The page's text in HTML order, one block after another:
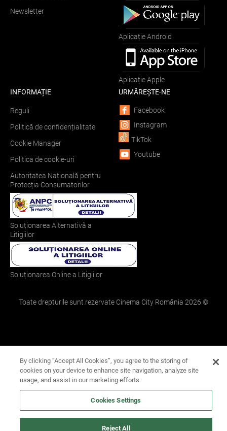
Newsletter
Aplicație Android
Aplicație Apple
INFORMAȚIE
Reguli
Politică de confidențialitate
Cookie Manager
Politica de cookie-uri
Autoritatea Națională pentru
Protecția Consumatorilor
Soluționarea Alternativă a
Litigiilor
Soluționarea Online a Litigiilor
URMĂREȘTE-NE
Facebook
Instagram
TikTok
Youtube
Toate drepturile sunt rezervate Cinema City România 2026 ©
By clicking “Accept All Cookies”, you agree to the storing of
cookies on your device to enhance site navigation, analyze site
usage, and assist in our marketing efforts.
Cookies Settings
Reject All